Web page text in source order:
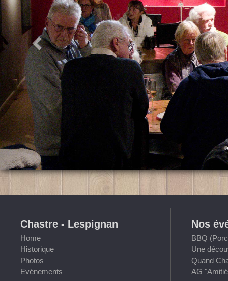
Chastre - Lespignan
Home
Historique
Photos
Evénements
Nos
BBQ
Une
Quand
AG